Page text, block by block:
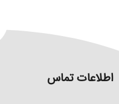
اطلاعات تماس